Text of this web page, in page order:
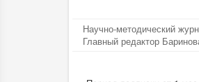
Научно-методический
Главный редактор